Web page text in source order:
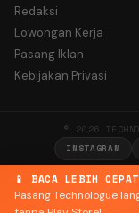
📱 BACA LEBIH
Pasang Technologue
Redaksi
Lowongan Kerja
Pasang Iklan
Kebijakan Privasi
© 2026
INSTAGRAM